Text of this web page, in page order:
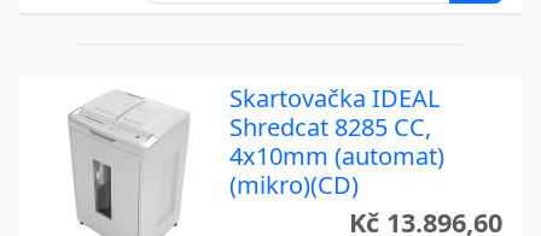
Skartovačka IDEAL
Shredcat 8285 CC,
4x10mm (automat)
(mikro)(CD)
Kč 13.896,60